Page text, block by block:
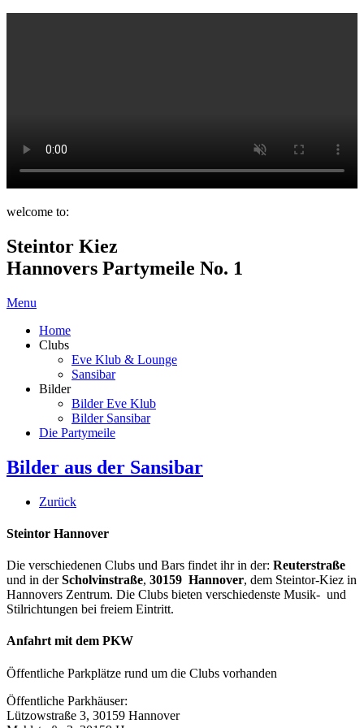
welcome to:
Steintor Kiez
Hannovers Partymeile No. 1
Menu
Home
Clubs
Eve Klub & Lounge
Sansibar
Bilder
Bilder Eve Klub
Bilder Sansibar
Die Partymeile
Bilder aus der Sansibar
Zurück
Steintor Hannover
Die verschiedenen Clubs und Bars findet ihr in der: Reuterstraße
und in derScholvinstraße, 30159 Hannover, dem Steintor-Kiez in
Hannovers Zentrum. Die Clubs bieten verschiedenste Musik- und
Stilrichtungen bei freiem Eintritt.
Anfahrt mit dem PKW
Öffentliche Parkplätze rund um die Clubs vorhanden
Öffentliche Parkhäuser:
Lützowstraße 3, 30159 Hannover